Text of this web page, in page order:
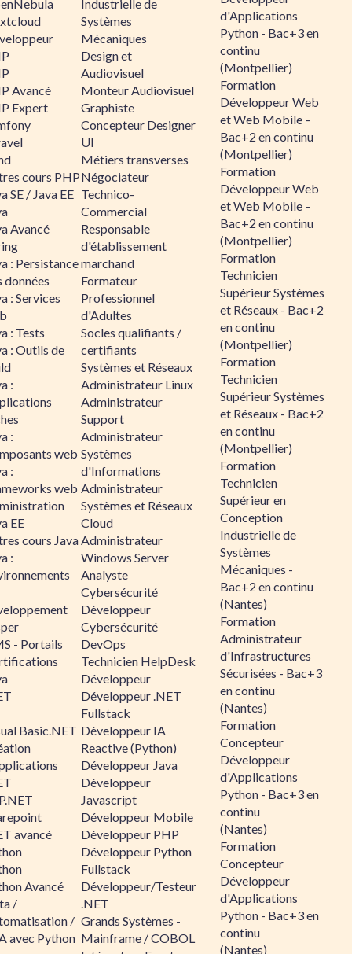
Avancé
Expert
cours PHP
SE / Java EE
Avancé
: Persistance
données
: Services
: Tests
: Outils de
:
:
web
:
web
EE
cours Java
:
- Portails
Basic.NET
avancé
Avancé
/
/
avec Python
Industrielle de
Systèmes
Mécaniques
Design et
Audiovisuel
Monteur Audiovisuel
Graphiste
Concepteur Designer
UI
Métiers transverses
Négociateur
Technico-
Commercial
Responsable
d'établissement
marchand
Formateur
Professionnel
d'Adultes
Socles qualifiants /
certifiants
Systèmes et Réseaux
Administrateur Linux
Administrateur
Support
Administrateur
Systèmes
d'Informations
Administrateur
Systèmes et Réseaux
Cloud
Administrateur
Windows Server
Analyste
Cybersécurité
Développeur
Cybersécurité
DevOps
Technicien HelpDesk
Développeur
Développeur .NET
Fullstack
Développeur IA
Reactive (Python)
Développeur Java
Développeur
Javascript
Développeur Mobile
Développeur PHP
Développeur Python
Fullstack
Développeur/Testeur
.NET
Grands Systèmes -
Mainframe / COBOL
d'Applications
Python - Bac+3 en
continu
(Montpellier)
Formation
Développeur Web
et Web Mobile –
Bac+2 en continu
(Montpellier)
Formation
Développeur Web
et Web Mobile –
Bac+2 en continu
(Montpellier)
Formation
Technicien
Supérieur Systèmes
et Réseaux - Bac+2
en continu
(Montpellier)
Formation
Technicien
Supérieur Systèmes
et Réseaux - Bac+2
en continu
(Montpellier)
Formation
Technicien
Supérieur en
Conception
Industrielle de
Systèmes
Mécaniques -
Bac+2 en continu
(Nantes)
Formation
Administrateur
d'Infrastructures
Sécurisées - Bac+3
en continu
(Nantes)
Formation
Concepteur
Développeur
d'Applications
Python - Bac+3 en
continu
(Nantes)
Formation
Concepteur
Développeur
d'Applications
Python - Bac+3 en
continu
(Nantes)